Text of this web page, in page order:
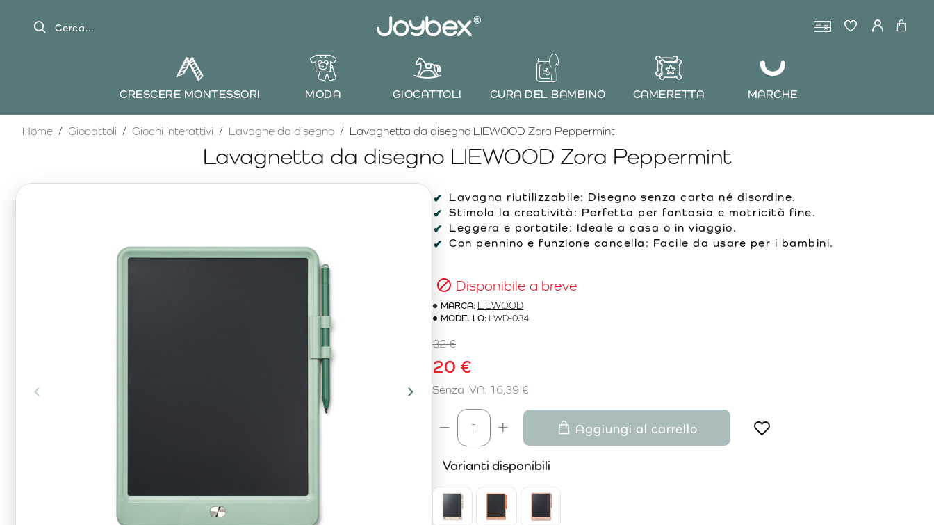
Cerca...
CRESCERE MONTESSORI MODA GIOCATTOLI CURA DEL BAMBINO CAMERETTA MARCHE
Lavagnetta da disegno LIEWOOD Zora Peppermint
HomehomeGiocattoli Giochi interattivi Lavagne da disegno Lavagnetta da disegno LIEWOOD Zora Peppermint
Lavagna riutilizzabile: Disegno senza carta né disordine.
Stimola la creatività: Perfetta per fantasia e motricità fine.
Leggera e portatile: Ideale a casa o in viaggio.
Con pennino e funzione cancella: Facile da usare per i bambini.
Disponibile a breve
MARCA: LIEWOOD
MODELLO: LWD-034
20 €
32 €
Senza IVA: 16,39 €
Aggiungi al carrello
Varianti disponibili